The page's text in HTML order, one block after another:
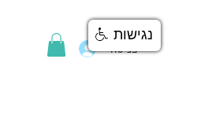
כניסה
נגישות